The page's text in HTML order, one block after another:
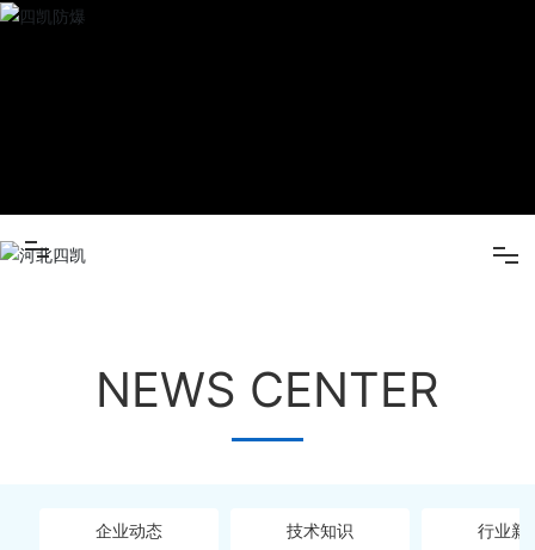
(中国)
产品
凯
营销网
产品中心
关于四凯
NEWS CENTER
企业动态 技术知识 行业新